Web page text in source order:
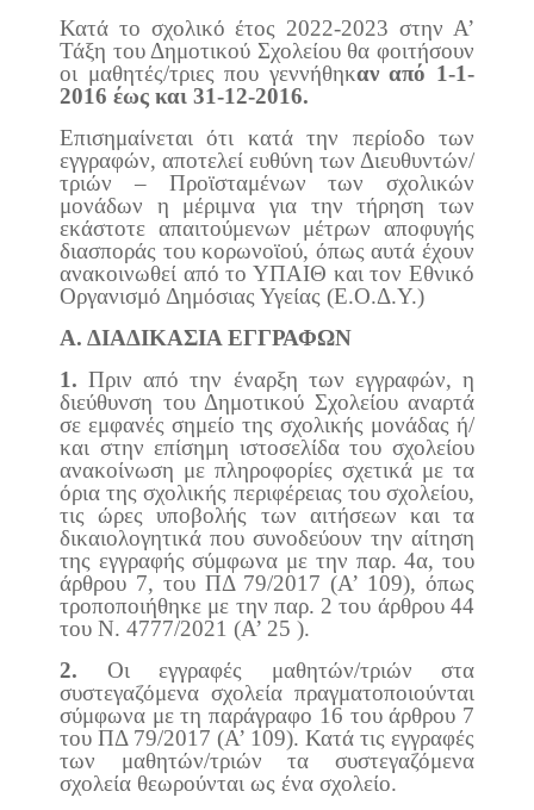
Κατά το σχολικό έτος 2022-2023 στην Α’
Τάξη του Δημοτικού Σχολείου θα φοιτήσουν
οι μαθητές/τριες που γεννήθηκαν από 1-1-
2016 έως και 31-12-2016.
Επισημαίνεται ότι κατά την περίοδο των
εγγραφών, αποτελεί ευθύνη των Διευθυντών/
τριών – Προϊσταμένων των σχολικών
μονάδων η μέριμνα για την τήρηση των
εκάστοτε απαιτούμενων μέτρων αποφυγής
διασποράς του κορωνοϊού, όπως αυτά έχουν
ανακοινωθεί από το ΥΠΑΙΘ και τον Εθνικό
Οργανισμό Δημόσιας Υγείας (Ε.Ο.Δ.Υ.)
Α. ΔΙΑΔΙΚΑΣΙΑ ΕΓΓΡΑΦΩΝ
1. Πριν από την έναρξη των εγγραφών, η
διεύθυνση του Δημοτικού Σχολείου αναρτά
σε εμφανές σημείο της σχολικής μονάδας ή/
και στην επίσημη ιστοσελίδα του σχολείου
ανακοίνωση με πληροφορίες σχετικά με τα
όρια της σχολικής περιφέρειας του σχολείου,
τις ώρες υποβολής των αιτήσεων και τα
δικαιολογητικά που συνοδεύουν την αίτηση
της εγγραφής σύμφωνα με την παρ. 4α, του
άρθρου 7, του ΠΔ 79/2017 (Α’ 109), όπως
τροποποιήθηκε με την παρ. 2 του άρθρου 44
του Ν. 4777/2021 (Α’ 25 ).
2. Οι εγγραφές μαθητών/τριών στα
συστεγαζόμενα σχολεία πραγματοποιούνται
σύμφωνα με τη παράγραφο 16 του άρθρου 7
του ΠΔ 79/2017 (Α’ 109). Κατά τις εγγραφές
των μαθητών/τριών τα συστεγαζόμενα
σχολεία θεωρούνται ως ένα σχολείο.